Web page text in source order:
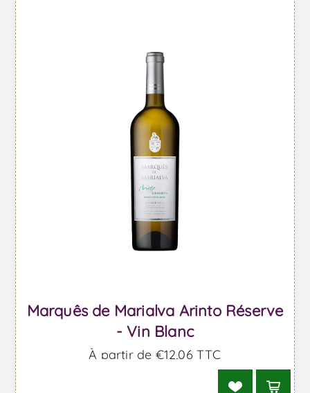
Marquês de Marialva Arinto Réserve
- Vin Blanc
À partir de €12,06 TTC